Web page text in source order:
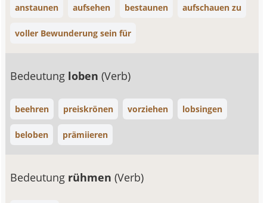
anstaunen aufsehen bestaunen aufschauen zu
voller Bewunderung sein für
Bedeutung loben(Verb)
beehren preiskrönen vorziehen lobsingen
beloben prämiieren
Bedeutung rühmen(Verb)